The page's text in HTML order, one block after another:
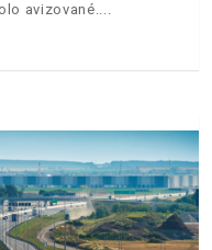
avizované.